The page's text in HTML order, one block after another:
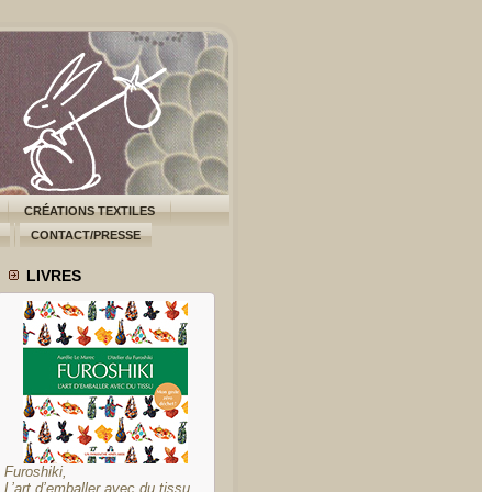
CRÉATIONS TEXTILES
CONTACT/PRESSE
LIVRES
Furoshiki,
L’art d’emballer avec du tissu,